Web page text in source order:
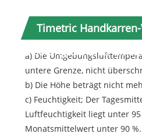
Timetric
Leistungsschalter
a) Die
untere Grenze, nicht
b) Die Höhe beträgt nicht
c) Feuchtigkeit; Der
Luftfeuchtigkeit liegt unter
Monatsmittelwert unter 90